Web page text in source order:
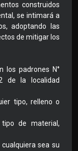
construidos
se intimará a
adoptando las
de mitigar los
los padrones N°
de la localidad
tipo, relleno o
de material,
sea su